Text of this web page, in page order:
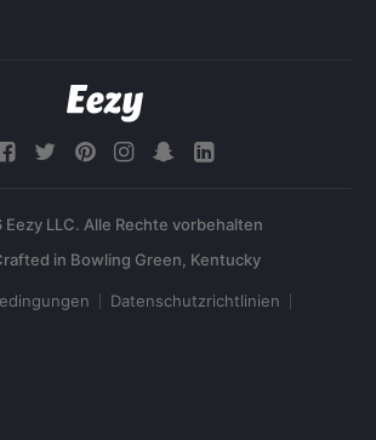
LLC. Alle Rechte vorbehalten
Datenschutzrichtlinien